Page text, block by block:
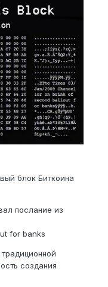
блок Биткоина
послание из
for banks
создания